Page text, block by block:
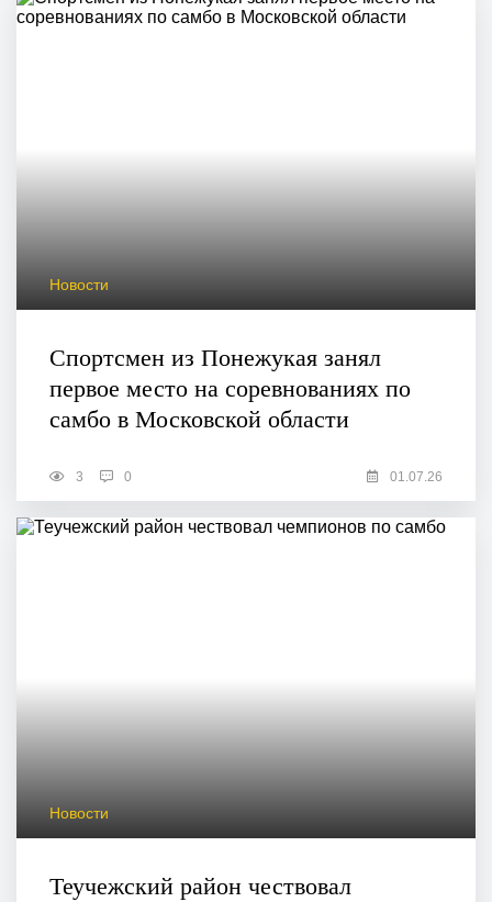
Новости
Спортсмен из Понежукая занял
первое место на соревнованиях по
самбо в Московской области
3 0 01.07.26
Новости
Теучежский район чествовал